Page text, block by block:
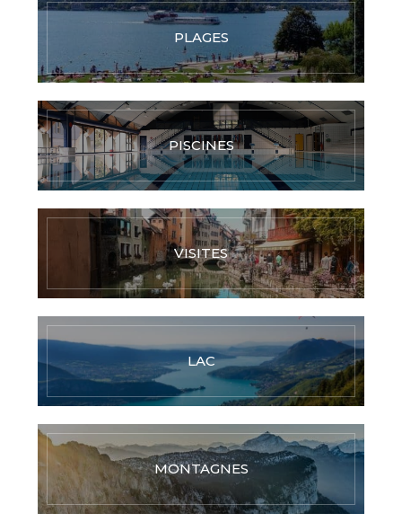
PLAGES
PISCINES
VISITES
LAC
MONTAGNES